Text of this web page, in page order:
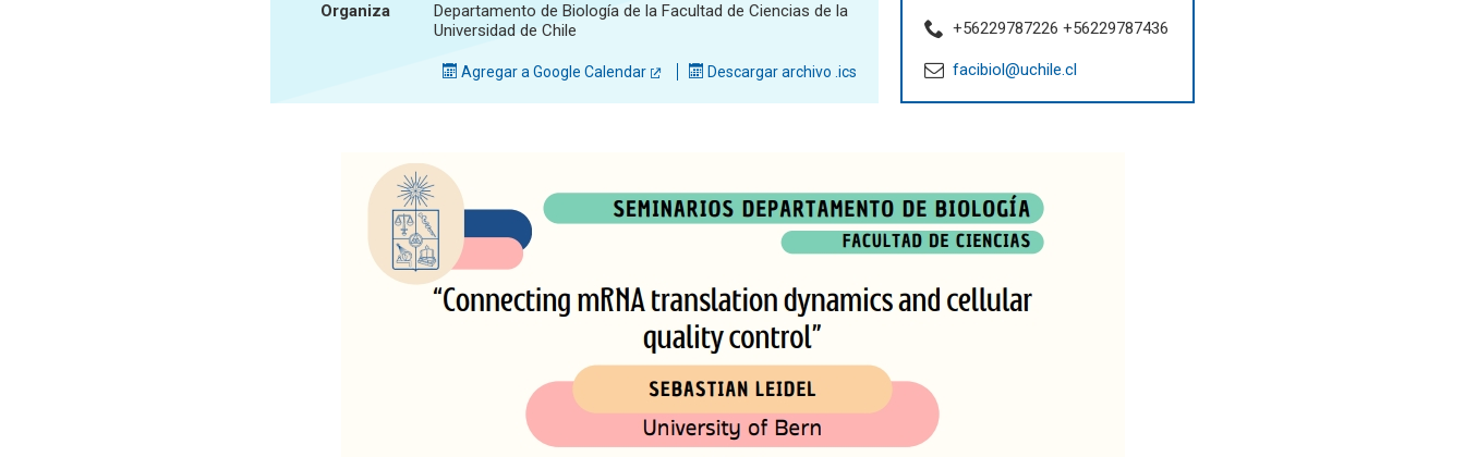
+56229787226 +56229787436
facibiol@uchile.cl
Organiza
Departamento de Biología de la Facultad de Ciencias de la
Universidad de Chile
Agregar a Google Calendar Descargar archivo .ics